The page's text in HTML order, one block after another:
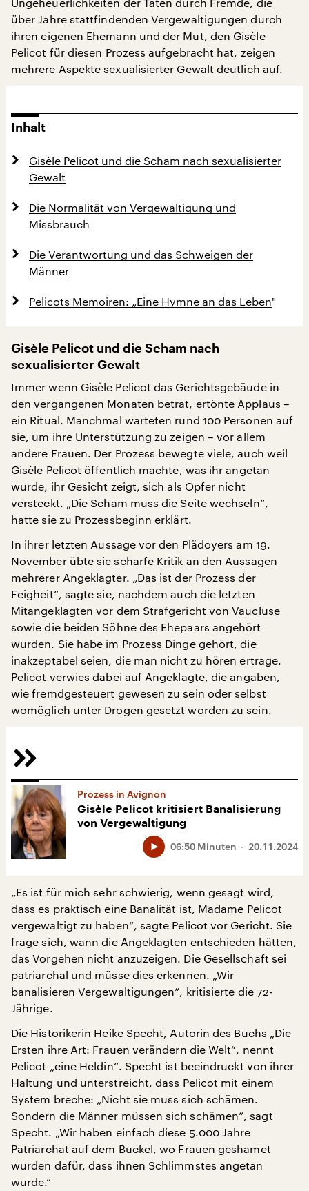
über Jahre stattfindenden Vergewaltigungen durch
ihren eigenen Ehemann und der Mut, den Gisèle
Pelicot für diesen Prozess aufgebracht hat, zeigen
mehrere Aspekte sexualisierter Gewalt deutlich auf.
Inhalt
Gisèle Pelicot und die Scham nach sexualisierter
Gewalt
Die Normalität von Vergewaltigung und
Missbrauch
Die Verantwortung und das Schweigen der
Männer
Pelicots Memoiren: „Eine Hymne an das Leben"
Gisèle Pelicot und die Scham nach
sexualisierter Gewalt
Immer wenn Gisèle Pelicot das Gerichtsgebäude in
den vergangenen Monaten betrat, ertönte Applaus –
ein Ritual. Manchmal warteten rund 100 Personen auf
sie, um ihre Unterstützung zu zeigen – vor allem
andere Frauen. Der Prozess bewegte viele, auch weil
Gisèle Pelicot öffentlich machte, was ihr angetan
wurde, ihr Gesicht zeigt, sich als Opfer nicht
versteckt. „Die Scham muss die Seite wechseln“,
hatte sie zu Prozessbeginn erklärt.
In ihrer letzten Aussage vor den Plädoyers am 19.
November übte sie scharfe Kritik an den Aussagen
mehrerer Angeklagter. „Das ist der Prozess der
Feigheit“, sagte sie, nachdem auch die letzten
Mitangeklagten vor dem Strafgericht von Vaucluse
sowie die beiden Söhne des Ehepaars angehört
wurden. Sie habe im Prozess Dinge gehört, die
inakzeptabel seien, die man nicht zu hören ertrage.
Pelicot verwies dabei auf Angeklagte, die angaben,
wie fremdgesteuert gewesen zu sein oder selbst
womöglich unter Drogen gesetzt worden zu sein.
Prozess in Avignon
Gisèle Pelicot kritisiert Banalisierung
von Vergewaltigung
20.11.2024
06:50 Minuten
„Es ist für mich sehr schwierig, wenn gesagt wird,
dass es praktisch eine Banalität ist, Madame Pelicot
vergewaltigt zu haben“, sagte Pelicot vor Gericht. Sie
frage sich, wann die Angeklagten entschieden hätten,
das Vorgehen nicht anzuzeigen. Die Gesellschaft sei
patriarchal und müsse dies erkennen. „Wir
banalisieren Vergewaltigungen“, kritisierte die 72-
Jährige.
Die Historikerin Heike Specht, Autorin des Buchs „Die
Ersten ihre Art: Frauen verändern die Welt“, nennt
Pelicot „eine Heldin“. Specht ist beeindruckt von ihrer
Haltung und unterstreicht, dass Pelicot mit einem
System breche: „Nicht sie muss sich schämen.
Sondern die Männer müssen sich schämen“, sagt
Specht. „Wir haben einfach diese 5.000 Jahre
Patriarchat auf dem Buckel, wo Frauen geshamet
wurden dafür, dass ihnen Schlimmstes angetan
wurde.“